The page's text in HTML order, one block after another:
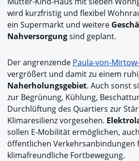
wird kurzfristig und flexibel
ein Supermarkt und weitere
Nahversorgungsind geplant.
Der angrenzende Paula-von-
vergrößert und damit zu einem
Naherholungsgebiet. Auch sonst
zur Begrünung, Kühlung,
Durchlüftung des Quartiers zur
Klimaresilienz vorgesehen.
sollen E-Mobilität ermöglichen,
öffentlichen Verkehrsanbindungen
klimafreundliche Fortbewegung.